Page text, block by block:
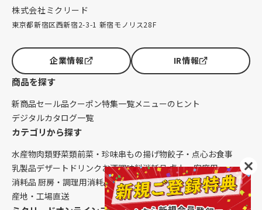
株式会社ミクリード
東京都新宿区西新宿2-3-1 新宿モノリス28F
企業情報 IR情報
商品を探す
新商品セール品クーポン特集一覧メニューのヒント
デジタルカタログ一覧
カテゴリから探す
水産物肉類野菜類前菜・珍味串もの揚げ物餃子・点心お食事
乳製品デザート ドリンク お酒調味料消耗品 卓上・客席用
消耗品 厨房・調理用消耗品 クレンリネス生鮮品（配送便限定）
産地・工場直送